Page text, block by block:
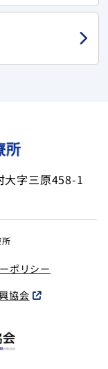
大字三原458-1
ポリシー
協会